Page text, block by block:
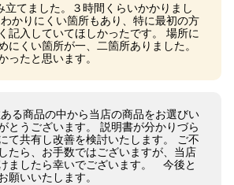
立てました。３時間くらいかかりまし
かりにくい箇所もあり、特に最初の方
記入していてほしかったです。 場所に
にくい箇所が一、二箇所ありました。
ったと思います。
る商品の中から当店の商品をお選びい
とうございます。 説明書が分かりづら
て共有し改善を検討いたします。 ご不
たら、お手数ではございますが、当店
ましたら幸いでございます。 今後と
願いいたします。